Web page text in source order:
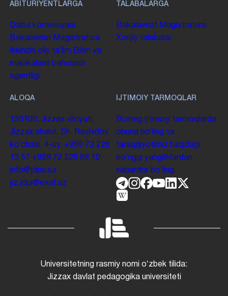
ABITURIYENTLARGA
Qabul komissiyasi
Bakalavriat Magistratura
Ikkinchi oliy taʼlim Bilim va
malakalarni baholash
agentligi
TALABALARGA
Bakalavriat Magistratura
Xorijiy talabalar
ALOQA
130100. Jizzax viloyati,
Jizzax shahri, Sh. Rashidov
koʻchasi, 4-uy. +998 72 226
13 57 +998 72 226 68 10
info@jdpu.uz
jiz.jdpi@exat.uz
IJTIMOIY TARMOQLAR
Bizning ijtimoiy tarmoqlarda
obuna boʻling va
taraqqiyotimiz haqidagi
soʻnggi yangiliklardan
xabardor boʻling.
Universitetning rasmiy nomi oʻzbek tilida:
Jizzax davlat pedagogika universiteti